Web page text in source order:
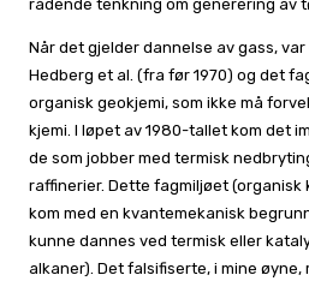
rådende tenkning om generering av
Når det gjelder dannelse av gass,
Hedberg et al. (fra før 1970) og det
organisk geokjemi, som ikke må
kjemi. I løpet av 1980-tallet kom det
de som jobber med termisk
raffinerier. Dette fagmiljøet (organisk
kom med en kvantemekanisk
kunne dannes ved termisk eller
alkaner). Det falsifiserte, i mine